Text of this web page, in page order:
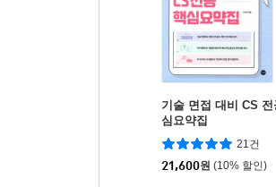
기술 면접 대비 CS 전
심요약집
21건
21,600원 (10% 할인)